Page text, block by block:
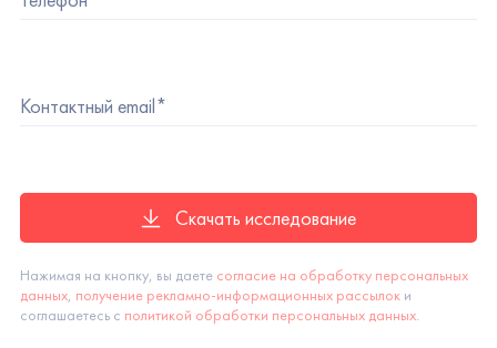
Скачать исследование
Нажимая на кнопку, вы даете согласие на обработку персональных
данных, получение рекламно-информационных рассылок и
соглашаетесь с политикой обработки персональных данных.